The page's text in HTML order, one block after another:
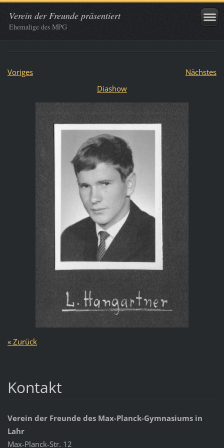
Verein der Freunde präsentiert
Ehemalige des MPG
Voriges
Nächstes
Diashow
« Zurück
Kontakt
Verein der Freunde des Max-Planck-Gymnasiums in
Lahr
Max-Planck-Str. 12